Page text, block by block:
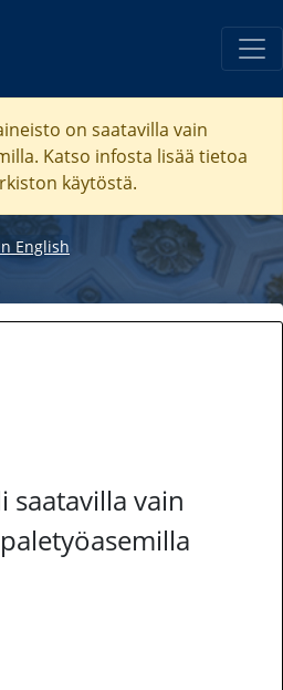
on saatavilla vain
Katso infosta lisää tietoa
käytöstä.
English
saatavilla vain